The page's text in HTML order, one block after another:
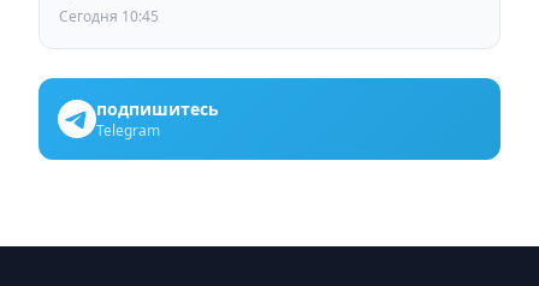
Сегодня 10:45
подпишитесь
Telegram